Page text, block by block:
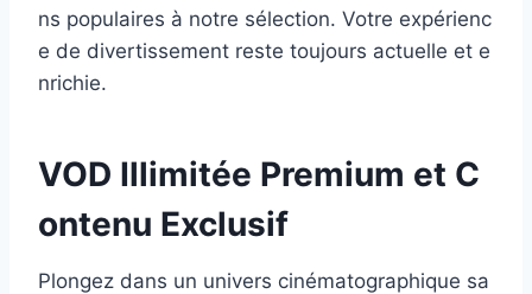
ns populaires à notre sélection. Votre expérienc
e de divertissement reste toujours actuelle et e
nrichie.
VOD Illimitée Premium et C
ontenu Exclusif
Plongez dans un univers cinématographique sa